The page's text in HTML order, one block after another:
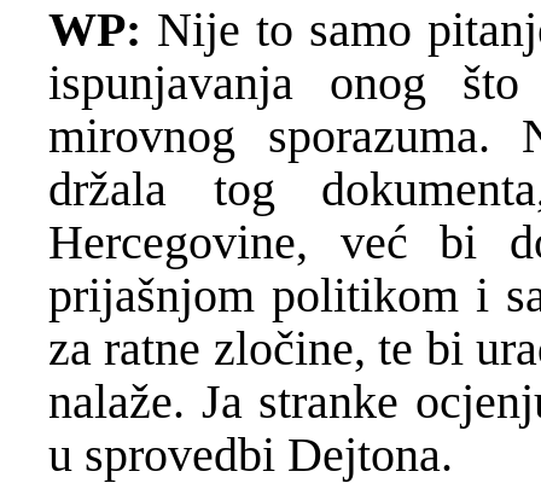
WP: Nije to samo
ispunjavanja onog
mirovnog sporazuma.
držala tog
Hercegovine, već bi
prijašnjom politikom i
za ratne zločine, te bi
nalaže. Ja stranke
u sprovedbi Dejtona.